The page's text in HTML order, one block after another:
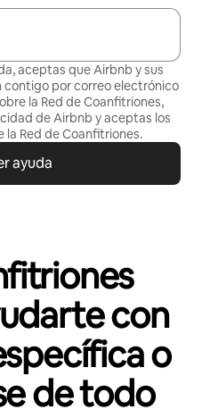
aceptas que Airbnb y sus
por correo electrónico
la Red de Coanfitriones,
de Airbnb y aceptas los
la Red de Coanfitriones.
ayuda
con
o
de todo